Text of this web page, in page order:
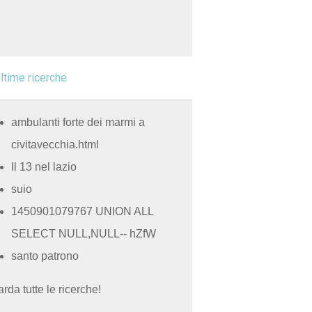
ricerche
ambulanti forte dei marmi a
civitavecchia.html
Il 13 nel lazio
suio
1450901079767 UNION ALL
SELECT NULL,NULL-- hZfW
santo patrono
tutte le ricerche!